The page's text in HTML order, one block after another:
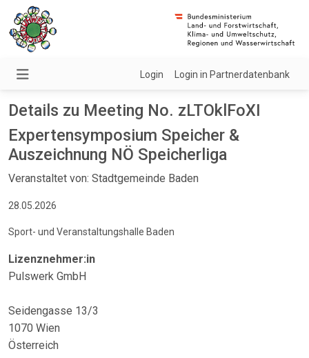
Login Login in Partnerdatenbank
Details zu Meeting No. zLTOklFoXI
Expertensymposium Speicher &
Auszeichnung NÖ Speicherliga
Veranstaltet von: Stadtgemeinde Baden
28.05.2026
Sport- und Veranstaltungshalle Baden
Lizenznehmer:in
Pulswerk GmbH
Seidengasse 13/3
1070 Wien
Österreich